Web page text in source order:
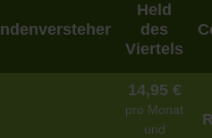
Held
des
Viertels
14,95 €
pro Monat
und